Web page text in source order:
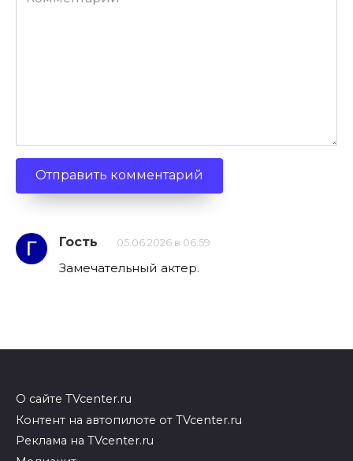
Гость 05.06.2026 в 06:59
Замечательный актер.
О сайте TVcenter.ru
Контент на автопилоте от TVcenter.ru
Реклама на TVcenter.ru